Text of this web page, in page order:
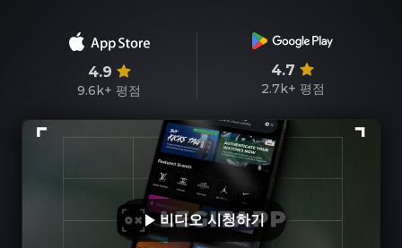
4.9
9.6k+ 평점
4.7
2.7k+ 평점
비디오 시청하기